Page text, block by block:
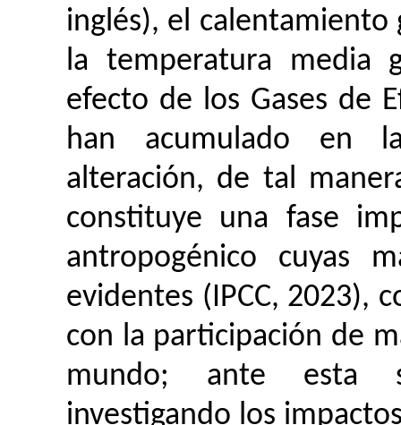
inglés), el
la temperatura media
efecto de los Gases de
han acumulado en
alteración, de tal
constituye una fase
antropogénico cuyas
evidentes (IPCC, 2023),
con la participación de
mundo; ante esta
investigando los